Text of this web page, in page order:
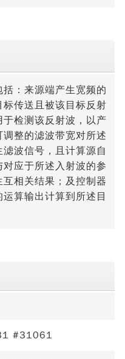
：来源端产生宽频的
传送且被该目标反射
检测该反射波，以产
整的滤波带宽对所述
波信号，且计算源自
应于所述入射波的参
相关结果；及控制器
算输出计算到所述目
#31061